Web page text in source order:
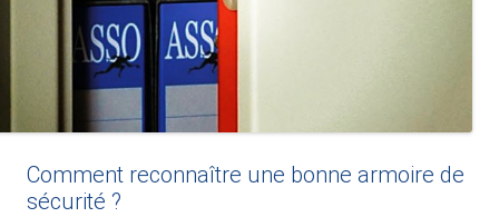
Comment reconnaître une bonne armoire de
sécurité ?